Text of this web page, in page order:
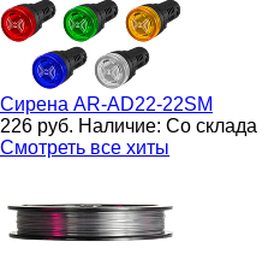
Сирена AR-AD22-22SM
226 руб. Наличие: Со склада
Смотреть все хиты